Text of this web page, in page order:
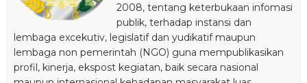
2008, tentang keterbukaan infomasi
publik, terhadap instansi dan
lembaga excekutiv, legislatif dan yudikatif maupun
lembaga non pemerintah (NGO) guna mempublikasikan
profil, kinerja, ekspost kegiatan, baik secara nasional